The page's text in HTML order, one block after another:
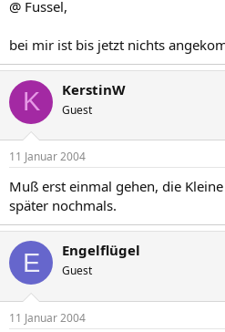
@ Fussel,
bei mir ist bis jetzt nichts
K KerstinW
Guest
11 Januar 2004
Muß erst einmal gehen, die
später nochmals.
E Engelflügel
Guest
11 Januar 2004